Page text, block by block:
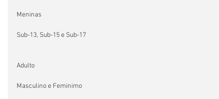
Meninas
Sub-13, Sub-15 e Sub-17
Adulto
Masculino e Feminimo